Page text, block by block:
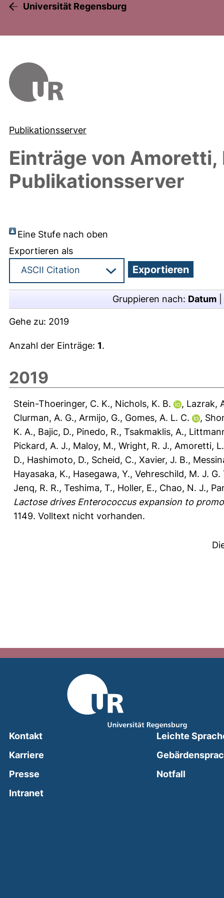
Universität Regensburg
Publikationsserver
Einträge von Amoretti,
Publikationsserver
Eine Stufe nach oben
Exportieren als
Gruppieren nach: Datum
Gehe zu: 2019
Anzahl der Einträge: 1.
2019
Stein-Thoeringer, C. K., Nichols, K. B. , Lazrak,
Clurman, A. G., Armijo, G., Gomes, A. L. C. ,
K. A., Bajic, D., Pinedo, R., Tsakmaklis, A.,
Pickard, A. J., Maloy, M., Wright, R. J., Amoretti,
D., Hashimoto, D., Scheid, C., Xavier, J. B.,
Hayasaka, K., Hasegawa, Y., Vehreschild, M. J. G.
Jenq, R. R., Teshima, T., Holler, E., Chao, N. J.,
Lactose drives Enterococcus expansion to
1149. Volltext nicht vorhanden.
Kontakt
Karriere
Presse
Intranet(external link, opens in a new window)
Leichte
Notfall